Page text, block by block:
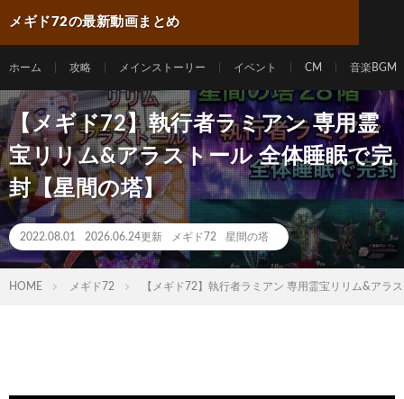
メギド72の最新動画まとめ
ホーム 攻略 メインストーリー イベント CM 音楽BGM
【メギド72】執行者ラミアン 専用霊
宝リリム&アラストール 全体睡眠で完
封【星間の塔】
2022.08.01 2026.06.24更新 メギド72 星間の塔
HOME メギド72 【メギド72】執行者ラミアン 専用霊宝リリム&アラ